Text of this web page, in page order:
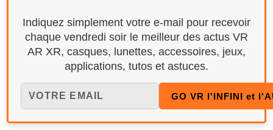
Indiquez simplement votre e-mail pour recevoir
chaque vendredi soir le meilleur des actus VR
AR XR, casques, lunettes, accessoires, jeux,
applications, tutos et astuces.